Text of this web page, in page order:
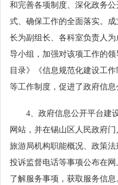
和完善各项制度、深化政务
式、确保工作的全面落实。
长为副组长、各科室负责人
导小组，加强对该项工作的
目录》《信息规范化建设工
等工作制度，促进了政府信息
4、政府信息公开平台建
网站，并在锡山区人民政府
旅游局机构职能概况、政策法
投诉监督电话等事项公布在
了解服务事项，获取服务信息